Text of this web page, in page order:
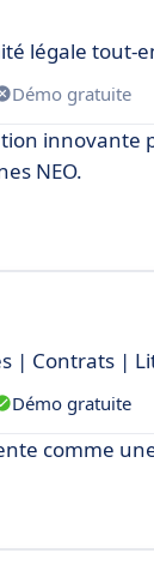
légale tout-
Démo gratuite
innovante
NEO.
| Contrats |
Démo gratuite
comme